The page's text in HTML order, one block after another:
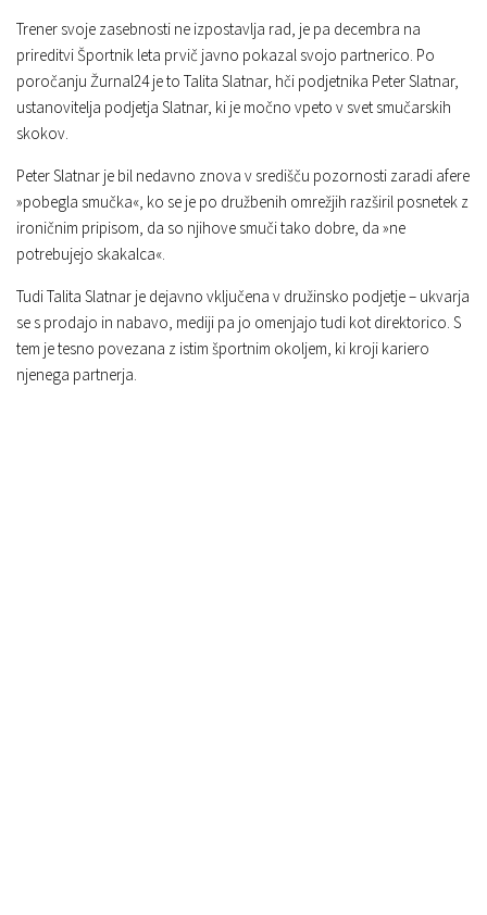
Trener svoje zasebnosti ne izpostavlja rad, je pa decembra na
prireditvi Športnik leta prvič javno pokazal svojo partnerico. Po
poročanju Žurnal24 je to Talita Slatnar, hči podjetnika Peter Slatnar,
ustanovitelja podjetja Slatnar, ki je močno vpeto v svet smučarskih
skokov.
Peter Slatnar je bil nedavno znova v središču pozornosti zaradi afere
»pobegla smučka«, ko se je po družbenih omrežjih razširil posnetek z
ironičnim pripisom, da so njihove smuči tako dobre, da »ne
potrebujejo skakalca«.
Tudi Talita Slatnar je dejavno vključena v družinsko podjetje – ukvarja
se s prodajo in nabavo, mediji pa jo omenjajo tudi kot direktorico. S
tem je tesno povezana z istim športnim okoljem, ki kroji kariero
njenega partnerja.